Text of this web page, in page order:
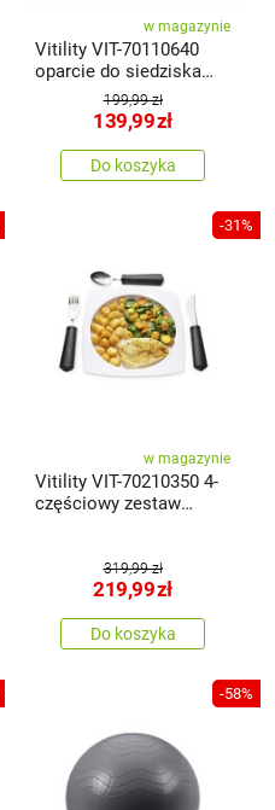
w magazynie
Vitility VIT-70110640
oparcie do siedziska
łazienkowego
199,99 zł
139,99zł
Do koszyka
-31%
w magazynie
Vitility VIT-70210350 4-
częściowy zestaw
319,99 zł
219,99zł
Do koszyka
-58%